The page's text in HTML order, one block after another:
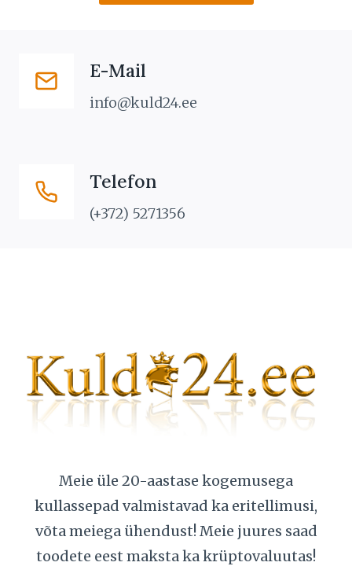
E-Mail
info@kuld24.ee
Telefon
(+372) 5271356
Meie üle 20-aastase kogemusega
kullassepad valmistavad ka eritellimusi,
võta meiega ühendust! Meie juures saad
toodete eest maksta ka krüptovaluutas!